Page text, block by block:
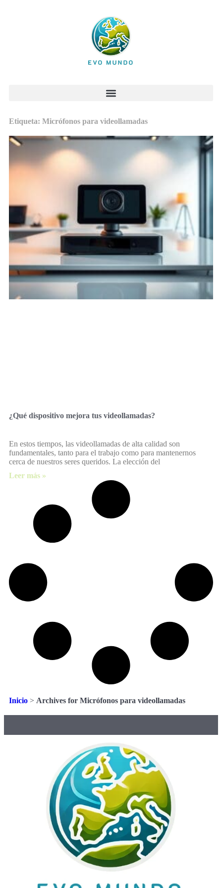
Etiqueta: Micrófonos para videollamadas
¿Qué dispositivo mejora tus videollamadas?
En estos tiempos, las videollamadas de alta calidad son
fundamentales, tanto para el trabajo como para mantenernos
cerca de nuestros seres queridos. La elección del
Leer más »
Inicio > Archives for Micrófonos para videollamadas